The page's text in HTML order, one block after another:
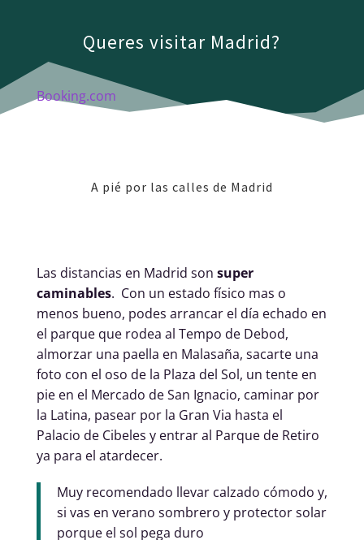
Queres visitar Madrid?
Booking.com
A pié por las calles de Madrid
Las distancias en Madrid son super
caminables. Con un estado físico mas o
menos bueno, podes arrancar el día echado en
el parque que rodea al Tempo de Debod,
almorzar una paella en Malasaña, sacarte una
foto con el oso de la Plaza del Sol, un tente en
pie en el Mercado de San Ignacio, caminar por
la Latina, pasear por la Gran Via hasta el
Palacio de Cibeles y entrar al Parque de Retiro
ya para el atardecer.
Muy recomendado llevar calzado cómodo y,
si vas en verano sombrero y protector solar
porque el sol pega duro